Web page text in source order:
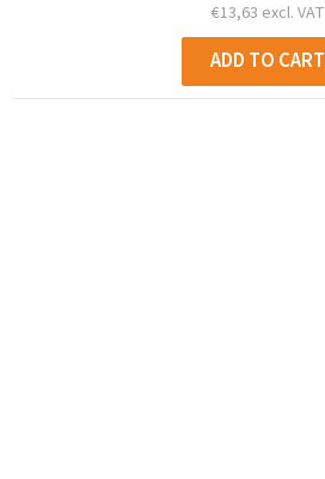
€13,63 excl. VAT
ADD TO CART